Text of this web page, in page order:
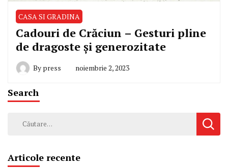
CASA SI GRADINA
Cadouri de Crăciun – Gesturi pline
de dragoste și generozitate
By press noiembrie 2, 2023
Search
Caută
Articole recente